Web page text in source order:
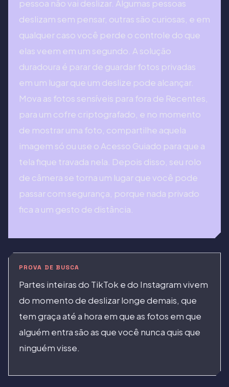
pessoa não vai deslizar. Algumas pessoas
deslizam sem pensar, outras são curiosas, e em
qualquer caso você perde o controle do que
elas veem em um segundo. A solução
duradoura é parar de guardar fotos privadas
em um lugar que um deslize pode alcançar.
Mova as fotos sensíveis para fora de Recentes,
para um cofre criptografado, e no momento
de mostrar uma foto, compartilhe aquela
imagem só ou use o Acesso Guiado para que a
tela fique travada nela. Depois disso, seu rolo
de câmera se torna um lugar que você pode
passar com segurança, porque nada privado
fica a um gesto de distância.
PROVA DE BUSCA
Partes inteiras do TikTok e do Instagram vivem
do momento de deslizar longe demais, que
tem graça até a hora em que as fotos em que
alguém entra são as que você nunca quis que
ninguém visse.